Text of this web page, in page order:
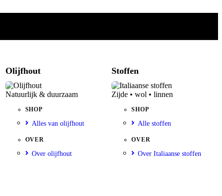
Olijfhout
Natuurlijk & duurzaam
SHOP
Alles van olijfhout
OVER
Over olijfhout
Stoffen
Zijde • wol • linnen
SHOP
Alle stoffen
OVER
Over Italiaanse stoffen